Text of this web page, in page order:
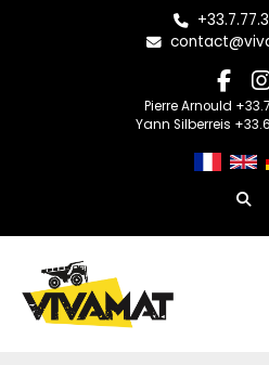
Pierre Arnould
Yann Silberreis